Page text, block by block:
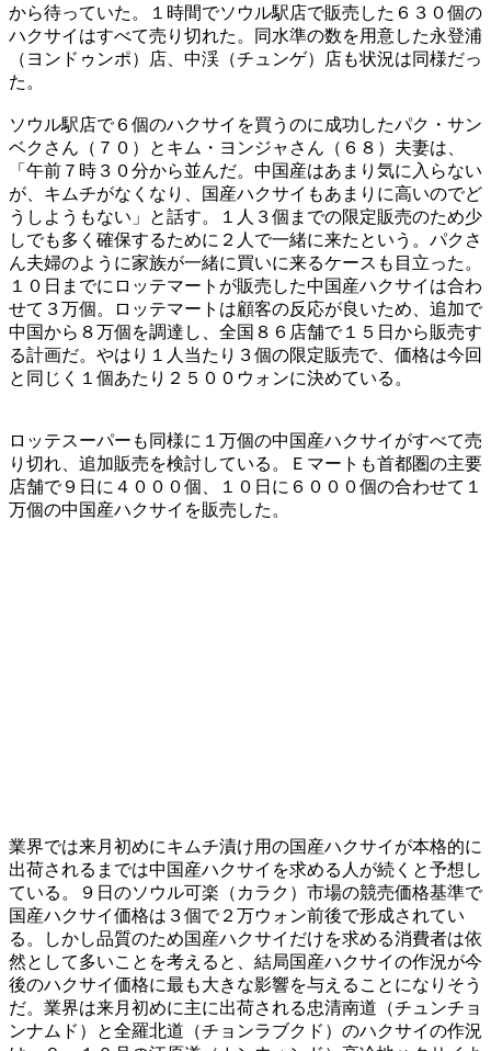
から待っていた。１時間でソウル駅店で販売した６３０個の
ハクサイはすべて売り切れた。同水準の数を用意した永登浦
（ヨンドゥンポ）店、中渓（チュンゲ）店も状況は同様だっ
た。
ソウル駅店で６個のハクサイを買うのに成功したパク・サン
ベクさん（７０）とキム・ヨンジャさん（６８）夫妻は、
「午前７時３０分から並んだ。中国産はあまり気に入らない
が、キムチがなくなり、国産ハクサイもあまりに高いのでど
うしようもない」と話す。１人３個までの限定販売のため少
しでも多く確保するために２人で一緒に来たという。パクさ
ん夫婦のように家族が一緒に買いに来るケースも目立った。
１０日までにロッテマートが販売した中国産ハクサイは合わ
せて３万個。ロッテマートは顧客の反応が良いため、追加で
中国から８万個を調達し、全国８６店舗で１５日から販売す
る計画だ。やはり１人当たり３個の限定販売で、価格は今回
と同じく１個あたり２５００ウォンに決めている。
ロッテスーパーも同様に１万個の中国産ハクサイがすべて売
り切れ、追加販売を検討している。Ｅマートも首都圏の主要
店舗で９日に４０００個、１０日に６０００個の合わせて１
万個の中国産ハクサイを販売した。
業界では来月初めにキムチ漬け用の国産ハクサイが本格的に
出荷されるまでは中国産ハクサイを求める人が続くと予想し
ている。９日のソウル可楽（カラク）市場の競売価格基準で
国産ハクサイ価格は３個で２万ウォン前後で形成されてい
る。しかし品質のため国産ハクサイだけを求める消費者は依
然として多いことを考えると、結局国産ハクサイの作況が今
後のハクサイ価格に最も大きな影響を与えることになりそう
だ。業界は来月初めに主に出荷される忠清南道（チュンチョ
ンナムド）と全羅北道（チョンラブクド）のハクサイの作況